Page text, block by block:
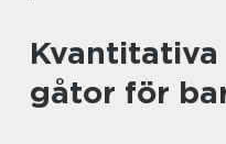
gåtor för